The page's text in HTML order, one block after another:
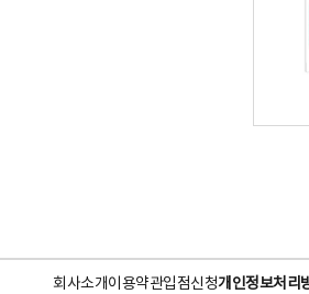
회사소개이용약관입점신청개인정보처리